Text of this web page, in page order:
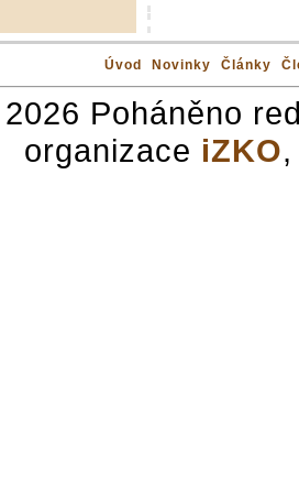
Úvod Novinky Články
Poháněno
organizace iZKO